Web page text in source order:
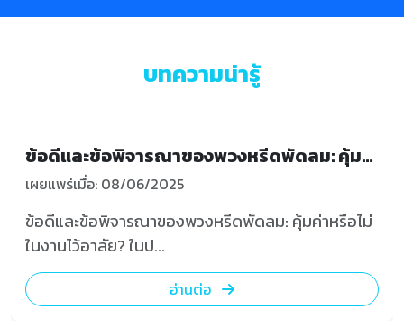
บทความน่ารู้
ข้อดีและข้อพิจารณาของพวงหรีดพัดลม: คุ้มค่าหรือไม่ในงานไว้อาลัย?
เผยแพร่เมื่อ: 08/06/2025
ข้อดีและข้อพิจารณาของพวงหรีดพัดลม: คุ้มค่าหรือไม่
ในงานไว้อาลัย? ในป...
อ่านต่อ